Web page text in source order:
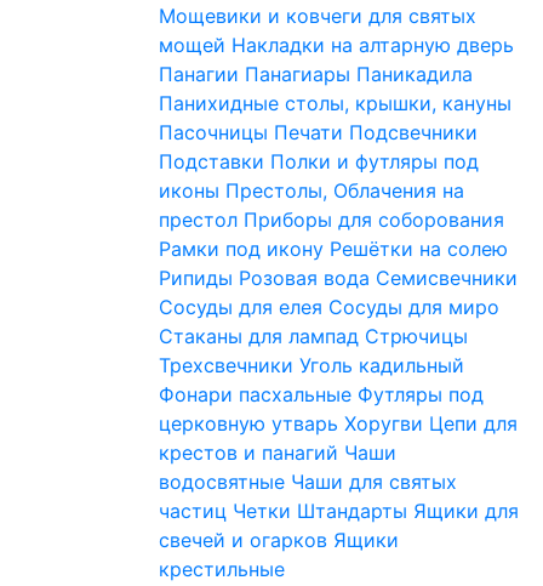
Мощевики и ковчеги для святых
мощей Накладки на алтарную дверь
Панагии Панагиары Паникадила
Панихидные столы, крышки, кануны
Пасочницы Печати Подсвечники
Подставки Полки и футляры под
иконы Престолы, Облачения на
престол Приборы для соборования
Рамки под икону Решётки на солею
Рипиды Розовая вода Семисвечники
Сосуды для елея Сосуды для миро
Стаканы для лампад Стрючицы
Трехсвечники Уголь кадильный
Фонари пасхальные Футляры под
церковную утварь Хоругви Цепи для
крестов и панагий Чаши
водосвятные Чаши для святых
частиц Четки Штандарты Ящики для
свечей и огарков Ящики
крестильные